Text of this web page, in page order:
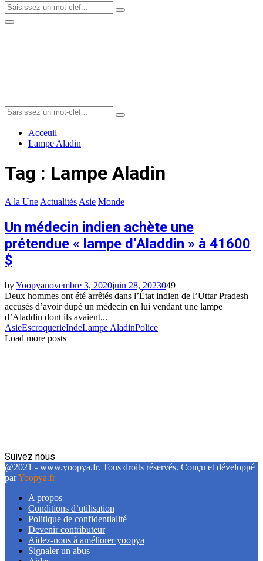
Search
for:
Search
Primary
Search
for:
Search
Acceuil
Lampe Aladin
Tag : Lampe Aladin
A la Une Actualités Asie Monde
Un médecin indien achète une
prétendue « lampe d’Aladdin » à 41600
$
byYoopyanovembre 3, 2020juin 28, 2023049
Deux hommes ont été arrêtés dans l’État indien de l’Uttar Pradesh
accusés d’avoir dupé un médecin en lui vendant une lampe
d’Aladdin dont ils avaient...
AsieEscroquerieIndeLampe AladinPolice
Load more posts
Suivez nous
Facebook
Twitter
Linkedin
@2021 - www.yoopya.fr. Tous droits réservés. Conçu et développé
parYoopya.fr
A propos
Conditions d’utilisation
Politique de confidentialité
Devenir contributeur
Aidez-nous à améliorer yoopya
Signaler un abus